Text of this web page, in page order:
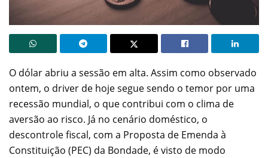
O dólar abriu a sessão em alta. Assim como observado
ontem, o driver de hoje segue sendo o temor por uma
recessão mundial, o que contribui com o clima de
aversão ao risco. Já no cenário doméstico, o
descontrole fiscal, com a Proposta de Emenda à
Constituição (PEC) da Bondade, é visto de modo